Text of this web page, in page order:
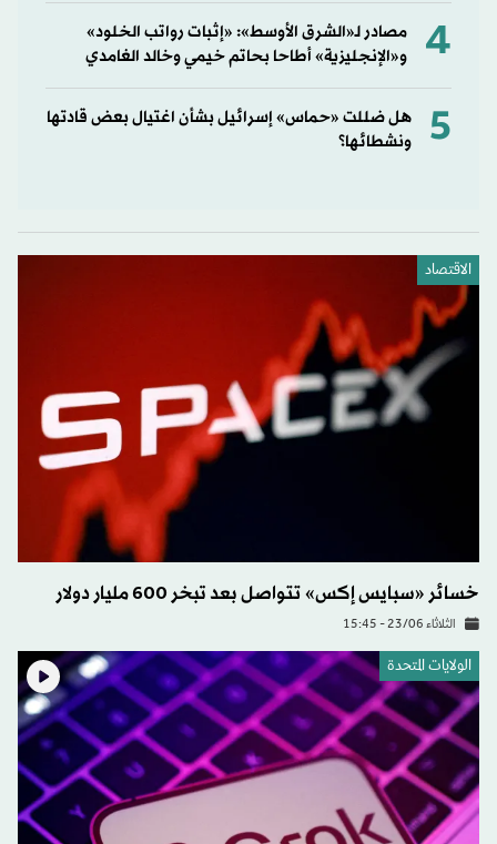
4
مصادر لـ«الشرق الأوسط»: «إثبات رواتب الخلود»
و«الإنجليزية» أطاحا بحاتم خيمي وخالد الغامدي
5
هل ضللت «حماس» إسرائيل بشأن اغتيال بعض قادتها
ونشطائها؟
الاقتصاد
خسائر «سبايس إكس» تتواصل بعد تبخر 600 مليار دولار
الثلاثاء 23/06 - 15:45
الولايات المتحدة​